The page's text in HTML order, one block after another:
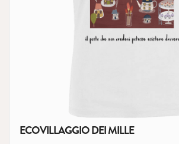
ECOVILLAGGIO DEI MILLE